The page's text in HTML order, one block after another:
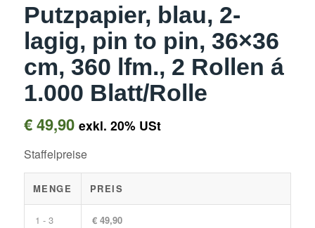
Putzpapier, blau, 2-
lagig, pin to pin, 36×36
cm, 360 lfm., 2 Rollen á
1.000 Blatt/Rolle
€49,90 exkl. 20% USt
Staffelpreise
MENGE PREIS
1 - 3
€ 49,90